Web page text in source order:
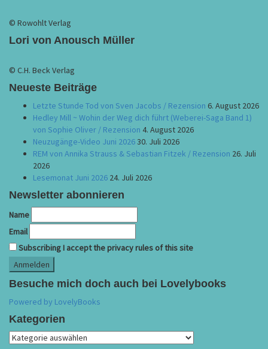
© Rowohlt Verlag
Lori von Anousch Müller
© C.H. Beck Verlag
Neueste Beiträge
Letzte Stunde Tod von Sven Jacobs / Rezension 6. August 2026
Hedley Mill ~ Wohin der Weg dich führt (Weberei-Saga Band 1)
von Sophie Oliver / Rezension 4. August 2026
Neuzugänge-Video Juni 202630. Juli 2026
REM von Annika Strauss & Sebastian Fitzek / Rezension 26. Juli
2026
Lesemonat Juni 2026 24. Juli 2026
Newsletter abonnieren
Name
Email
Subscribing I accept the privacy rules of this site
Besuche mich doch auch bei Lovelybooks
Powered by LovelyBooks
Kategorien
Kategorien